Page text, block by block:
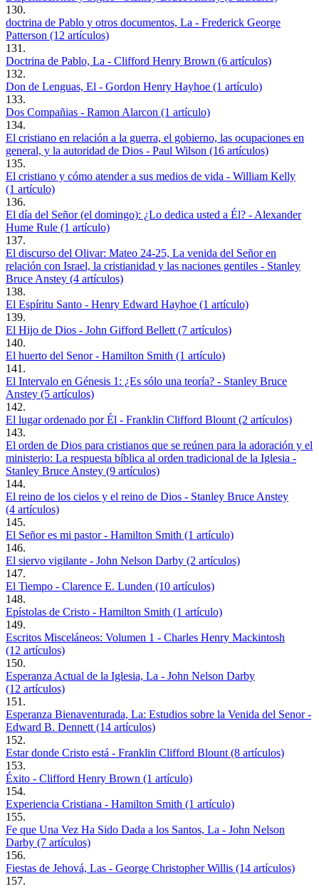
130.
doctrina de Pablo y otros documentos, La - Frederick George
Patterson (12 artículos)
131.
Doctrina de Pablo, La - Clifford Henry Brown (6 artículos)
132.
Don de Lenguas, El - Gordon Henry Hayhoe (1 artículo)
133.
Dos Compañias - Ramon Alarcon (1 artículo)
134.
El cristiano en relación a la guerra, el gobierno, las ocupaciones en
general, y la autoridad de Dios - Paul Wilson (16 artículos)
135.
El cristiano y cómo atender a sus medios de vida - William Kelly
(1 artículo)
136.
El día del Señor (el domingo): ¿Lo dedica usted a Él? - Alexander
Hume Rule (1 artículo)
137.
El discurso del Olivar: Mateo 24-25, La venida del Señor en
relación con Israel, la cristianidad y las naciones gentiles - Stanley
Bruce Anstey (4 artículos)
138.
El Espíritu Santo - Henry Edward Hayhoe (1 artículo)
139.
El Hijo de Dios - John Gifford Bellett (7 artículos)
140.
El huerto del Senor - Hamilton Smith (1 artículo)
141.
El Intervalo en Génesis 1: ¿Es sólo una teoría? - Stanley Bruce
Anstey (5 artículos)
142.
El lugar ordenado por Él - Franklin Clifford Blount (2 artículos)
143.
El orden de Dios para cristianos que se reúnen para la adoración y el
ministerio: La respuesta bíblica al orden tradicional de la Iglesia -
Stanley Bruce Anstey (9 artículos)
144.
El reino de los cielos y el reino de Dios - Stanley Bruce Anstey
(4 artículos)
145.
El Señor es mi pastor - Hamilton Smith (1 artículo)
146.
El siervo vigilante - John Nelson Darby (2 artículos)
147.
El Tiempo - Clarence E. Lunden (10 artículos)
148.
Epístolas de Cristo - Hamilton Smith (1 artículo)
149.
Escritos Misceláneos: Volumen 1 - Charles Henry Mackintosh
(12 artículos)
150.
Esperanza Actual de la Iglesia, La - John Nelson Darby
(12 artículos)
151.
Esperanza Bienaventurada, La: Estudios sobre la Venida del Senor -
Edward B. Dennett (14 artículos)
152.
Estar donde Cristo está - Franklin Clifford Blount (8 artículos)
153.
Éxito - Clifford Henry Brown (1 artículo)
154.
Experiencia Cristiana - Hamilton Smith (1 artículo)
155.
Fe que Una Vez Ha Sido Dada a los Santos, La - John Nelson
Darby (7 artículos)
156.
Fiestas de Jehová, Las - George Christopher Willis (14 artículos)
157.